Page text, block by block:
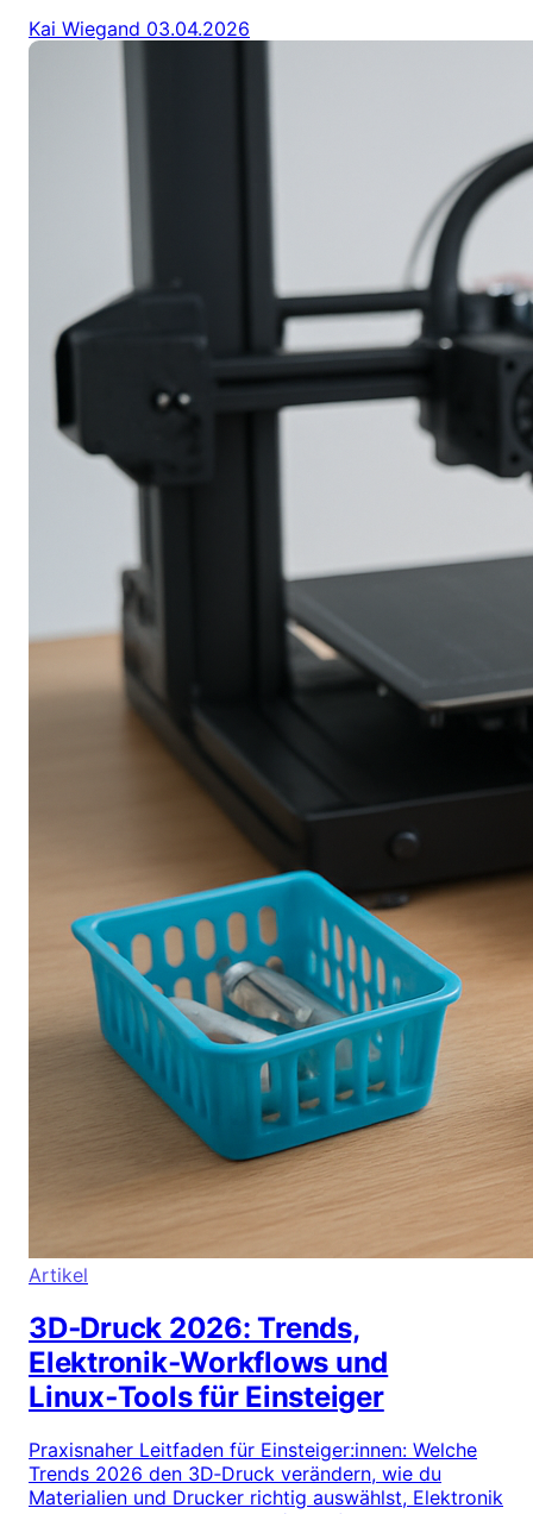
Kai Wiegand 03.04.2026
Artikel
3D‑Druck 2026: Trends,
Elektronik‑Workflows und
Linux‑Tools für Einsteiger
Praxisnaher Leitfaden für Einsteiger:innen: Welche
Trends 2026 den 3D‑Druck verändern, wie du
Materialien und Drucker richtig auswählst, Elektronik